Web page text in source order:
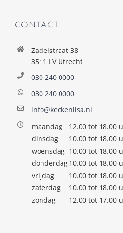
CONTACT
Zadelstraat 38
3511 LV Utrecht
030 240 0000
030 240 0000
info@keckenlisa.nl
maandag
12.00 tot 18.00 u
dinsdag
10.00 tot 18.00 u
woensdag 10.00 tot 18.00 u
donderdag10.00 tot 18.00 u
vrijdag
10.00 tot 18.00 u
zaterdag
10.00 tot 18.00 u
zondag
12.00 tot 17.00 u